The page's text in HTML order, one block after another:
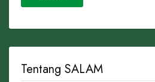
Tentang SALAM